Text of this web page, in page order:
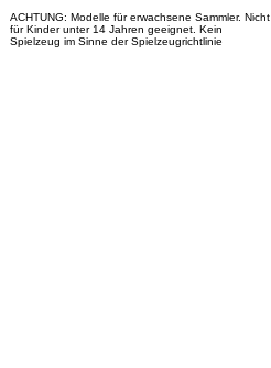
ACHTUNG: Modelle für erwachsene Sammler. Nicht
für Kinder unter 14 Jahren geeignet. Kein
Spielzeug im Sinne der Spielzeugrichtlinie